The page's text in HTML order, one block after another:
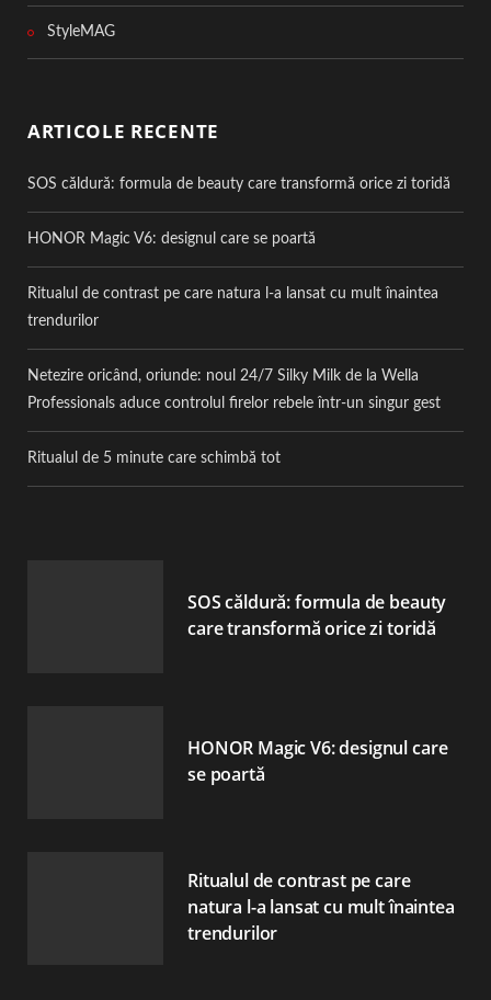
StyleMAG
ARTICOLE RECENTE
SOS căldură: formula de beauty care transformă orice zi toridă
HONOR Magic V6: designul care se poartă
Ritualul de contrast pe care natura l-a lansat cu mult înaintea
trendurilor
Netezire oricând, oriunde: noul 24/7 Silky Milk de la Wella
Professionals aduce controlul firelor rebele într-un singur gest
Ritualul de 5 minute care schimbă tot
SOS căldură: formula de beauty
care transformă orice zi toridă
HONOR Magic V6: designul care
se poartă
Ritualul de contrast pe care
natura l-a lansat cu mult înaintea
trendurilor